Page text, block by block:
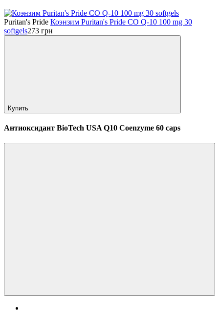
Puritan's Pride Коэнзим Puritan's Pride CO Q-10 100 mg 30
softgels273 грн
Купить
Антиоксидант BioTech USA Q10 Coenzyme 60 caps